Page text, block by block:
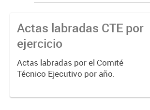
Actas labradas CTE por
ejercicio
Actas labradas por el Comité
Técnico Ejecutivo por año.